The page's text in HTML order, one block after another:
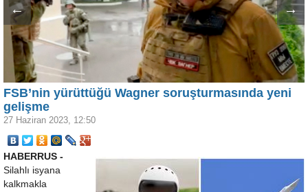
← →
FSB’nin yürüttüğü Wagner soruşturmasında yeni
gelişme
27 Haziran 2023, 12:50
HABERRUS -
Silahlı isyana
kalkmakla